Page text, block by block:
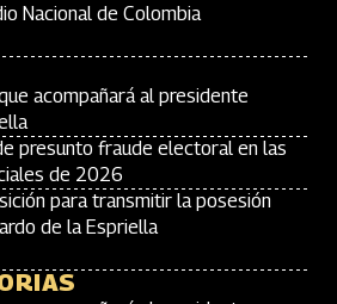
Nacional de Colombia
acompañará al presidente
presunto fraude electoral en las
de 2026
para transmitir la posesión
de la Espriella